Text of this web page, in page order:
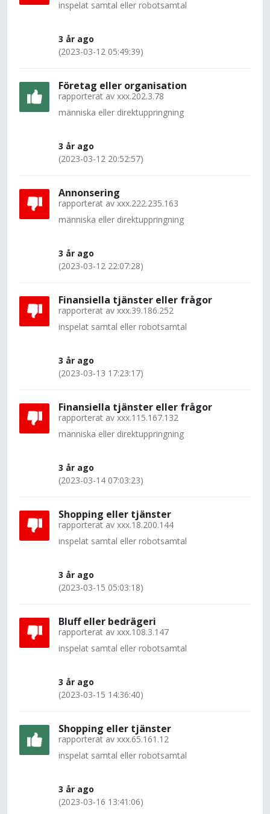
inspelat samtal eller robotsamtal
3 år ago
(2023-03-12 05:49:39)
Företag eller organisation
rapporterat av xxx.202.3.78
människa eller direktuppringning
3 år ago
(2023-03-12 20:52:57)
Annonsering
rapporterat av xxx.222.235.163
människa eller direktuppringning
3 år ago
(2023-03-12 22:07:28)
Finansiella tjänster eller frågor
rapporterat av xxx.39.186.252
inspelat samtal eller robotsamtal
3 år ago
(2023-03-13 17:23:17)
Finansiella tjänster eller frågor
rapporterat av xxx.115.167.132
människa eller direktuppringning
3 år ago
(2023-03-14 07:03:23)
Shopping eller tjänster
rapporterat av xxx.18.200.144
inspelat samtal eller robotsamtal
3 år ago
(2023-03-15 05:03:18)
Bluff eller bedrägeri
rapporterat av xxx.108.3.147
inspelat samtal eller robotsamtal
3 år ago
(2023-03-15 14:36:40)
Shopping eller tjänster
rapporterat av xxx.65.161.12
inspelat samtal eller robotsamtal
3 år ago
(2023-03-16 13:41:06)